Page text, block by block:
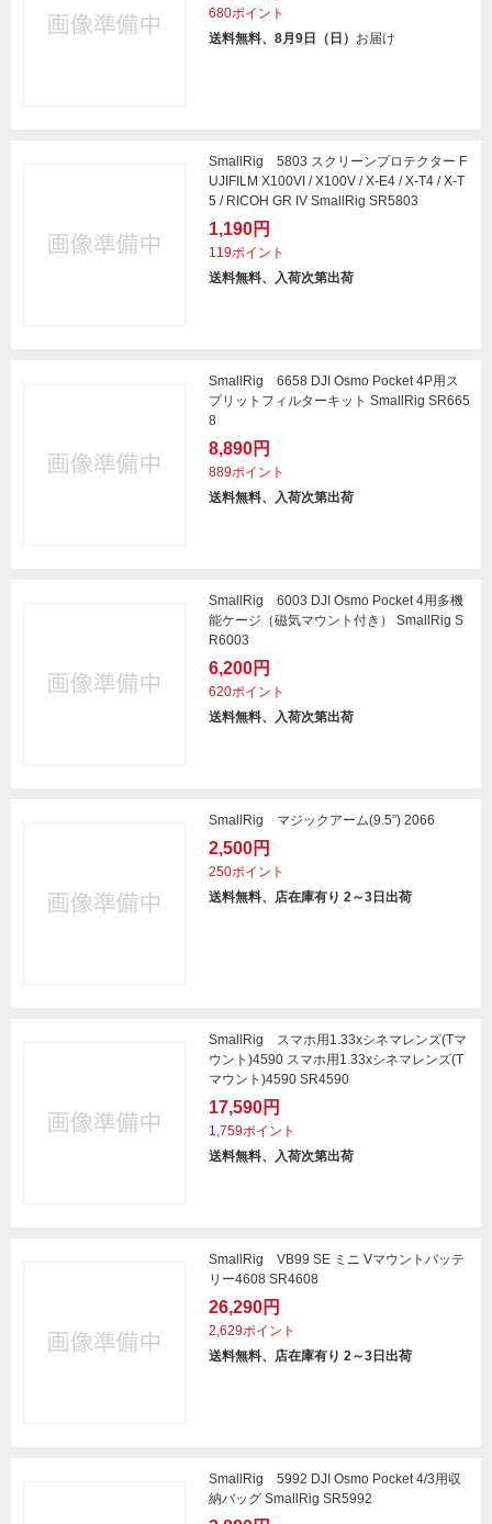
680ポイント
送料無料、8月9日（日） お届け
SmallRig 5803 スクリーンプロテクター F
UJIFILM X100VI / X100V / X-E4 / X-T4 / X-T
5 / RICOH GR IV SmallRig SR5803
1,190円
119ポイント
送料無料、入荷次第出荷
SmallRig 6658 DJI Osmo Pocket 4P用ス
プリットフィルターキット SmallRig SR665
8
8,890円
889ポイント
送料無料、入荷次第出荷
SmallRig 6003 DJI Osmo Pocket 4用多機
能ケージ（磁気マウント付き） SmallRig S
R6003
6,200円
620ポイント
送料無料、入荷次第出荷
SmallRig マジックアーム(9.5”) 2066
2,500円
250ポイント
送料無料、店在庫有り 2～3日出荷
SmallRig スマホ用1.33xシネマレンズ(Tマ
ウント)4590 スマホ用1.33xシネマレンズ(T
マウント)4590 SR4590
17,590円
1,759ポイント
送料無料、入荷次第出荷
SmallRig VB99 SE ミニ Vマウントバッテ
リー4608 SR4608
26,290円
2,629ポイント
送料無料、店在庫有り 2～3日出荷
SmallRig 5992 DJI Osmo Pocket 4/3用収
納バッグ SmallRig SR5992